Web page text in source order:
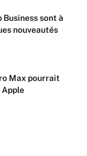
sont à
nouveautés
Max pourrait
Apple